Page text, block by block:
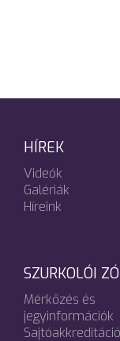
HÍREK
Videók
Galériák
Híreink
SZURKOLÓI
Mérkőzés és
jegyinformációk
Sajtóakkreditáció